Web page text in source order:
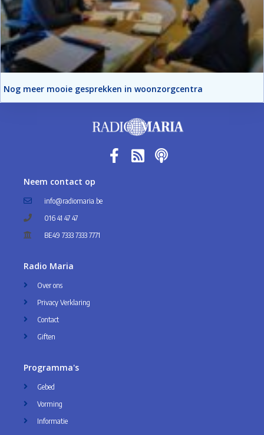
Nog meer mooie gesprekken in woonzorgcentra
Neem contact op
info@radiomaria.be
016 41 47 47
BE49 7333 7333 7771
Radio Maria
Over ons
Privacy Verklaring
Contact
Giften
Programma's
Gebed
Vorming
Informatie